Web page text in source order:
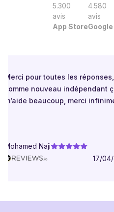
5.300
avis
App Store
4.580
avis
pour toutes les réponses,
nouveau indépendant ça
beaucoup, merci
Naji
17/04/